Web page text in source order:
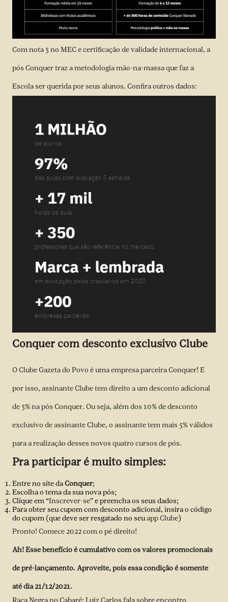
Com nota 5 no MEC e certificação de validade internacional, a
pós Conquer traz a metodologia mão-na-massa que faz a
Escola ser querida por seus alunos. Confira outros dados:
Conquer com desconto exclusivo Clube
O Clube Gazeta do Povo é uma empresa parceira Conquer! E
por isso, assinante Clube tem direito a um desconto adicional
de 5% na pós Conquer. Ou seja, além dos 10% de desconto
exclusivo de assinante Clube, o assinante tem mais 5% válidos
para a realização desses novos quatro cursos de pós.
Pra participar é muito simples:
Entre no site daConquer;
Escolha o tema da sua nova pós;
Clique em “Inscrever-se” e preencha os seus dados;
Para obter seu cupom com desconto adicional, insira o código
do cupom (que deve ser resgatado no seuapp Clube)
Pronto! Comece 2022 com o pé direito!
Ah! Esse benefício é cumulativo com os valores promocionais
de pré-lançamento. Aproveite, pois essa condição é somente
até dia 21/12/2021.